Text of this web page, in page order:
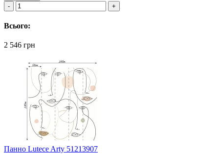
Всього:
2 546 грн
Панно Lutece Arty 51213907